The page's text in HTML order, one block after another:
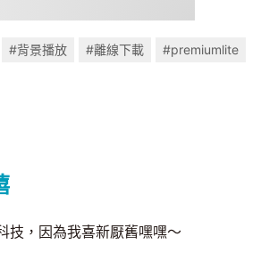
#背景播放 #離線下載 #premiumlite
技，因為我喜新厭舊嘿嘿～